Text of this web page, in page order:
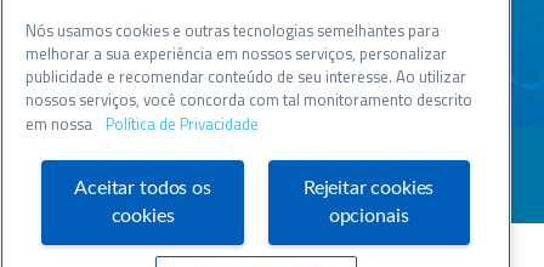
0800 570 0800
WWW.SEBRAESP.COM.BR
Nós usamos cookies e outras tecnologias semelhantes para
melhorar a sua experiência em nossos serviços, personalizar
publicidade e recomendar conteúdo de seu interesse. Ao utilizar
nossos serviços, você concorda com tal monitoramento descrito
em nossa Política de Privacidade
Aceitar todos os
cookies
Rejeitar cookies
opcionais